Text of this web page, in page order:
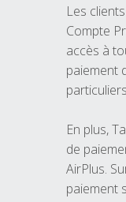
Les
Compte
accès à
paiement
En plus,
de
AirPlus.
paiement